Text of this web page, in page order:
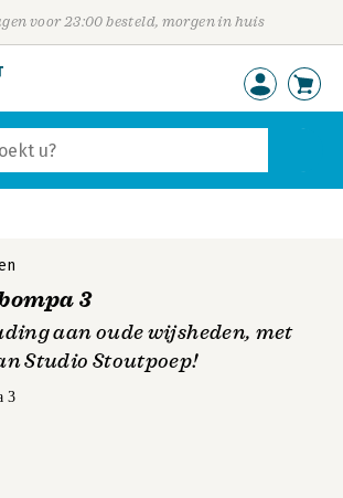
voor 23:00 besteld, morgen in huis
3
aan oude wijsheden, met
Studio Stoutpoep!